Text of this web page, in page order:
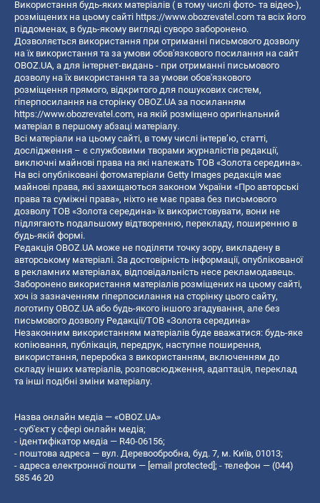
Використання будь-яких матеріалів ( в тому числі фото- та відео-),
розміщених на цьому сайті https://www.obozrevatel.com та всіх його
піддоменах, в будь-якому вигляді суворо заборонено.
Дозволяється використання при отриманні письмового дозволу
на їх використання та за умови обов'язкового посилання на сайт
OBOZ.UA, а для інтернет-видань - при отриманні письмового
дозволу на їх використання та за умови обов'язкового
розміщення прямого, відкритого для пошукових систем,
гіперпосилання на сторінку OBOZ.UA за посиланням
https://www.obozrevatel.com, на якій розміщено оригінальний
матеріал в першому абзаці матеріалу.
Всі матеріали на цьому сайті, в тому числі інтерв’ю, статті,
дослідження – є службовими творами журналістів редакції,
виключні майнові права на які належать ТОВ «Золота середина».
На всі опубліковані фотоматеріали Getty Images редакція має
майнові права, які захищаються законом України «Про авторські
права та суміжні права», ніхто не має права без письмового
дозволу ТОВ «Золота середина» їх використовувати, вони не
підлягають подальшому відтворенню, перекладу, поширенню в
будь-якій формі.
Редакція OBOZ.UA може не поділяти точку зору, викладену в
авторському матеріалі. За достовірність інформації, опублікованої
в рекламних матеріалах, відповідальність несе рекламодавець.
Заборонено використання матеріалів розміщених на цьому сайті,
хоч із зазначенням гіперпосилання на сторінку цього сайту,
логотипу OBOZ.UA або будь-якого іншого згадування, але без
письмового дозволу Редакції/ТОВ «Золота середина»
Незаконним використанням матеріалів буде вважатися: будь-яке
копiювання, публiкацiя, передрук, наступне поширення,
використання, переробка з використанням, включенням до
складу інших матеріалів, розповсюдження, адаптація, переклад
та інші подібні зміни матеріалу.
Назва онлайн медіа — «OBOZ.UA»
- суб'єкт у сфері онлайн медіа;
- ідентифікатор медіа — R40-06156;
- поштова адреса — вул. Деревообробна, буд. 7, м. Київ, 01013;
- адреса електронної пошти — [email protected] ; - телефон — (044)
585 46 20